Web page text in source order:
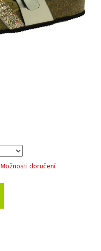
Možnosti doručení